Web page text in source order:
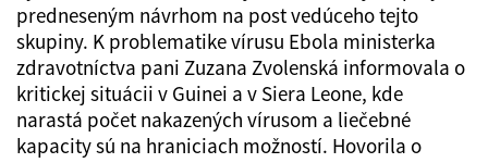
predneseným návrhom na post vedúceho tejto
skupiny. K problematike vírusu Ebola ministerka
zdravotníctva pani Zuzana Zvolenská informovala o
kritickej situácii v Guinei a v Siera Leone, kde
narastá počet nakazených vírusom a liečebné
kapacity sú na hraniciach možností. Hovorila o